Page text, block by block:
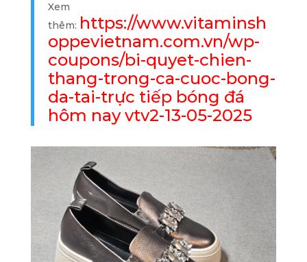
Xem
thêm: https://www.vitaminsh
oppevietnam.com.vn/wp-
coupons/bi-quyet-chien-
thang-trong-ca-cuoc-bong-
da-tai-trực tiếp bóng đá
hôm nay vtv2-13-05-2025